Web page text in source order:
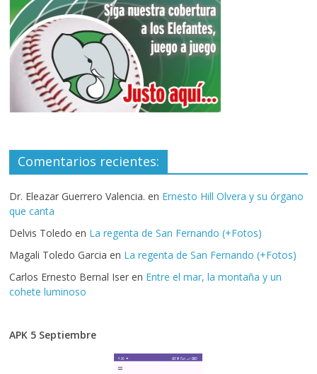
Comentarios recientes:
Dr. Eleazar Guerrero Valencia. en Ernesto Hill Olvera y su órgano
que canta
Delvis Toledo en La regenta de San Fernando (+Fotos)
Magali Toledo Garcia en La regenta de San Fernando (+Fotos)
Carlos Ernesto Bernal Iser en Entre el mar, la montaña y un
cohete luminoso
APK 5 Septiembre